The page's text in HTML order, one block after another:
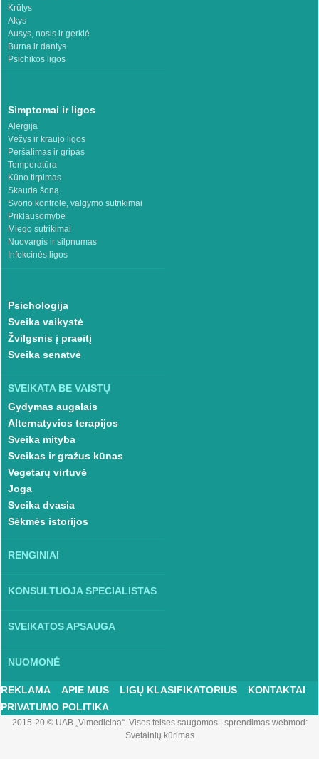
Krūtys
Akys
Ausys, nosis ir gerklė
Burna ir dantys
Psichikos ligos
Simptomai ir ligos
Alergija
Vėžys ir kraujo ligos
Peršalimas ir gripas
Temperatūra
Kūno tirpimas
Skauda šoną
Svorio kontrolė, valgymo sutrikimai
Priklausomybė
Miego sutrikimai
Nuovargis ir silpnumas
Infekcinės ligos
Psichologija
Sveika vaikystė
Žvilgsnis į praeitį
Sveika senatvė
SVEIKATA BE VAISTŲ
Gydymas augalais
Alternatyvios terapijos
Sveika mityba
Sveikas ir gražus kūnas
Vegetarų virtuvė
Joga
Sveika dvasia
Sėkmės istorijos
RENGINIAI
KONSULTUOJA SPECIALISTAS
SVEIKATOS APSAUGA
NUOMONĖ
REKLAMA APIE MUS LIGŲ KLASIFIKATORIUS
KONTAKTAI
PRIVATUMO POLITIKA
2015-20 © UAB „Vlmedicina“. Visos teises saugomos| sprendimas webmod:
Svetainių kūrimas